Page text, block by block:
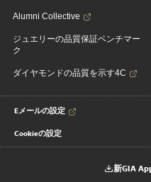
Alumni Collective
ジュエリーの品質保証ベンチマー
ク
ダイヤモンドの品質を示す4C
Eメールの設定
Cookieの設定
新GIA